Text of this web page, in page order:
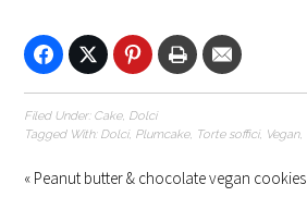
Filed Under: Cake, Dolci
Tagged With: Dolci, Plumcake, Torte soffici, Vegan,
« Peanut butter & chocolate vegan cookies